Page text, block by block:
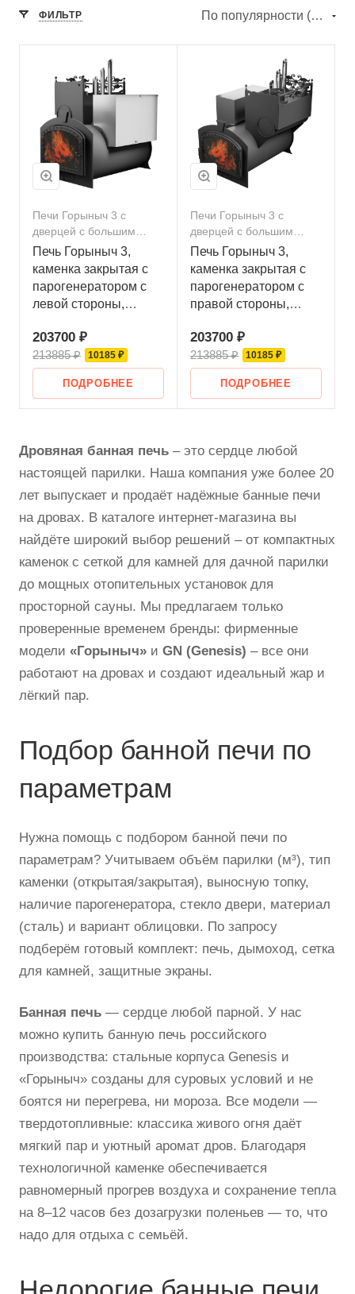
ФИЛЬТР По популярности (убывание)
Печи Горыныч 3 с
дверцей с большим
стеклом
Печь Горыныч 3,
каменка закрытая с
парогенератором с
левой стороны,
стеклом
203700 ₽
213885 ₽ 10185 ₽
ПОДРОБНЕЕ
Печи Горыныч 3 с
дверцей с большим
стеклом
Печь Горыныч 3,
каменка закрытая с
парогенератором с
правой стороны,
стеклом
203700 ₽
213885 ₽ 10185 ₽
ПОДРОБНЕЕ
Дровяная банная печь – это сердце любой
настоящей парилки. Наша компания уже более 20
лет выпускает и продаёт надёжные банные печи
на дровах. В каталоге интернет-магазина вы
найдёте широкий выбор решений – от компактных
каменок с сеткой для камней для дачной парилки
до мощных отопительных установок для
просторной сауны. Мы предлагаем только
проверенные временем бренды: фирменные
модели «Горыныч» и GN (Genesis) – все они
работают на дровах и создают идеальный жар и
лёгкий пар.
Подбор банной печи по
параметрам
Нужна помощь с подбором банной печи по
параметрам? Учитываем объём парилки (м³), тип
каменки (открытая/закрытая), выносную топку,
наличие парогенератора, стекло двери, материал
(сталь) и вариант облицовки. По запросу
подберём готовый комплект: печь, дымоход, сетка
для камней, защитные экраны.
Банная печь — сердце любой парной. У нас
можно купить банную печь российского
производства: стальные корпуса Genesis и
«Горыныч» созданы для суровых условий и не
боятся ни перегрева, ни мороза. Все модели —
твердотопливные: классика живого огня даёт
мягкий пар и уютный аромат дров. Благодаря
технологичной каменке обеспечивается
равномерный прогрев воздуха и сохранение тепла
на 8–12 часов без дозагрузки поленьев — то, что
надо для отдыха с семьёй.